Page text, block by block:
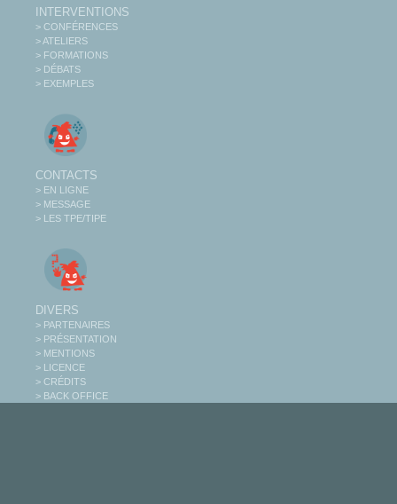
INTERVENTIONS
> CONFÉRENCES
> ATELIERS
> FORMATIONS
> DÉBATS
> EXEMPLES
CONTACTS
> EN LIGNE
> MESSAGE
> LES TPE/TIPE
DIVERS
> PARTENAIRES
> PRÉSENTATION
> MENTIONS
> LICENCE
> CRÉDITS
> BACK OFFICE